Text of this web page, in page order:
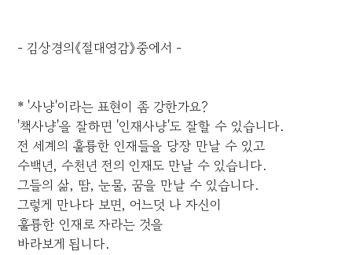
- 김상경의《절대영감》중에서 -
* '사냥'이라는 표현이 좀 강한가요?
'책사냥'을 잘하면 '인재사냥'도 잘할 수 있습니다.
전 세계의 훌륭한 인재들을 당장 만날 수 있고
수백년, 수천년 전의 인재도 만날 수 있습니다.
그들의 삶, 땀, 눈물, 꿈을 만날 수 있습니다.
그렇게 만나다 보면, 어느덧 나 자신이
훌륭한 인재로 자라는 것을
바라보게 됩니다.